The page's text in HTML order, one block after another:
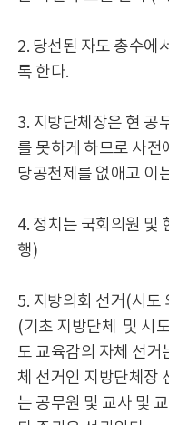
2. 당선된 자도 총수에
록 한다.
3. 지방단체장은 현 공
를 못하게 하므로 사전
당공천제를 없애고 이
4. 정치는 국회의원 및
행)
5. 지방의회 선거(시도
(기초 지방단체 및 시
도 교육감의 자체 선거
체 선거인 지방단체장
는 공무원 및 교사 및